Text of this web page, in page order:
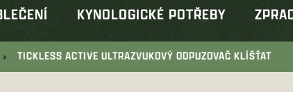
KYNOLOGICKÉ POTŘEBY
TICKLESS ACTIVE ULTRAZVUKOVÝ ODPUZOVAČ KLÍŠŤAT